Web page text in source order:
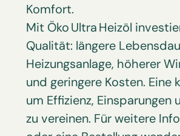
Komfort.
Mit Öko Ultra Heizöl
Qualität: längere
Heizungs­anlage, höherer
und geringere Kosten. Eine
um Effizienz, Einsparungen
zu vereinen. Für weitere